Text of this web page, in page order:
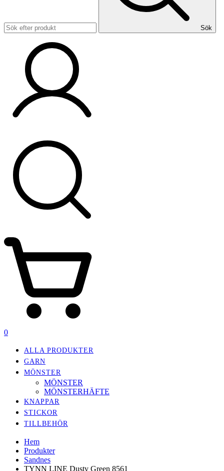
Sök
0
ALLA PRODUKTER
GARN
MÖNSTER
MÖNSTER
MÖNSTERHÄFTE
KNAPPAR
STICKOR
TILLBEHÖR
Hem
Produkter
Sandnes
TYNN LINE Dusty Green 8561